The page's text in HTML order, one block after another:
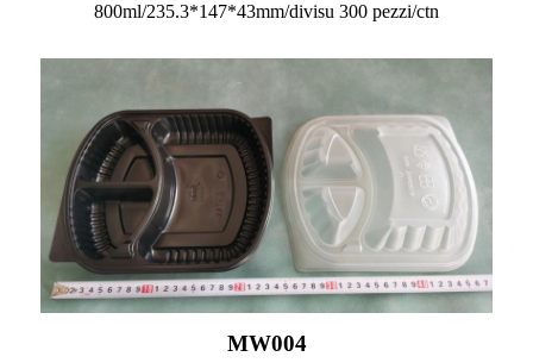
800ml/235.3*147*43mm/divisu 300 pezzi/ctn
MW004